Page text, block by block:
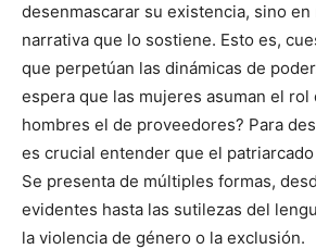
desenmascarar su existencia, sino
narrativa que lo sostiene. Esto es,
que perpetúan las dinámicas de
espera que las mujeres asuman el rol
hombres el de proveedores? Para
es crucial entender que el
Se presenta de múltiples formas,
evidentes hasta las sutilezas del
la violencia de género o la exclusión.